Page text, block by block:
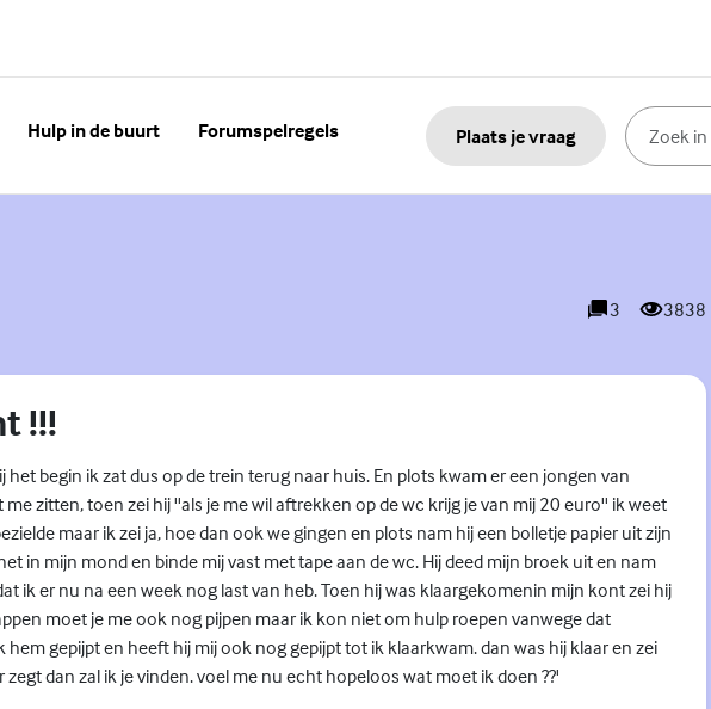
Hulp in de buurt Forumspelregels Plaats je vraag
3
reacties
3838
weergaves
!!!
het begin ik zat dus op de trein terug naar huis. En plots kwam er een jongen van
zitten, toen zei hij ''als je me wil aftrekken op de wc krijg je van mij 20 euro'' ik weet
maar ik zei ja, hoe dan ook we gingen en plots nam hij een bolletje papier uit zijn
in mijn mond en binde mij vast met tape aan de wc. Hij deed mijn broek uit en nam
ik er nu na een week nog last van heb. Toen hij was klaargekomenin mijn kont zei hij
moet je me ook nog pijpen maar ik kon niet om hulp roepen vanwege dat
hem gepijpt en heeft hij mij ook nog gepijpt tot ik klaarkwam. dan was hij klaar en zei
zegt dan zal ik je vinden. voel me nu echt hopeloos wat moet ik doen ??'